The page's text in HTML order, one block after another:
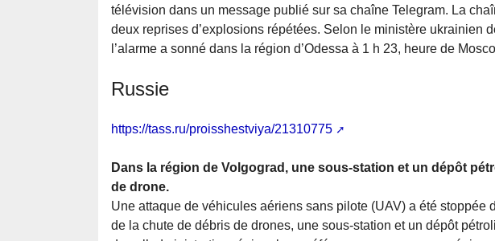
télévision dans un message publié sur sa chaîne Telegram. La
deux reprises d’explosions répétées. Selon le ministère ukrainien
l’alarme a sonné dans la région d’Odessa à 1 h 23, heure de
Russie
https://tass.ru/proisshestviya/21310775
Dans la région de Volgograd, une sous-station et un dépôt
de drone.
Une attaque de véhicules aériens sans pilote (UAV) a été stoppée
de la chute de débris de drones, une sous-station et un dépôt